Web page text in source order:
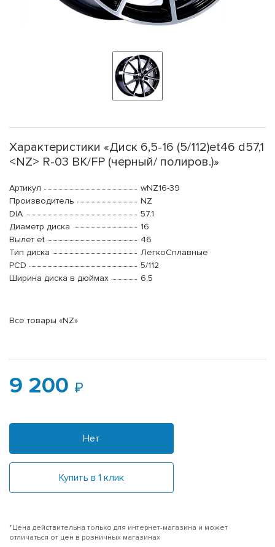
Характеристики «Диск 6,5-16 (5/112)et46 d57,1
<NZ> R-03 BK/FP (черный/ полиров.)»
Артикул
wNZ16-39
Производитель
NZ
DIA
57.1
Диаметр диска
16
Вылет et
46
Тип диска
ЛегкоСплавные
PCD
5/112
Ширина диска в дюймах
6,5
Все товары «NZ»
9 200
Нет
Купить в 1 клик
*Цена действительна только для интернет-магазина и может
отличаться от цен в розничных магазинах